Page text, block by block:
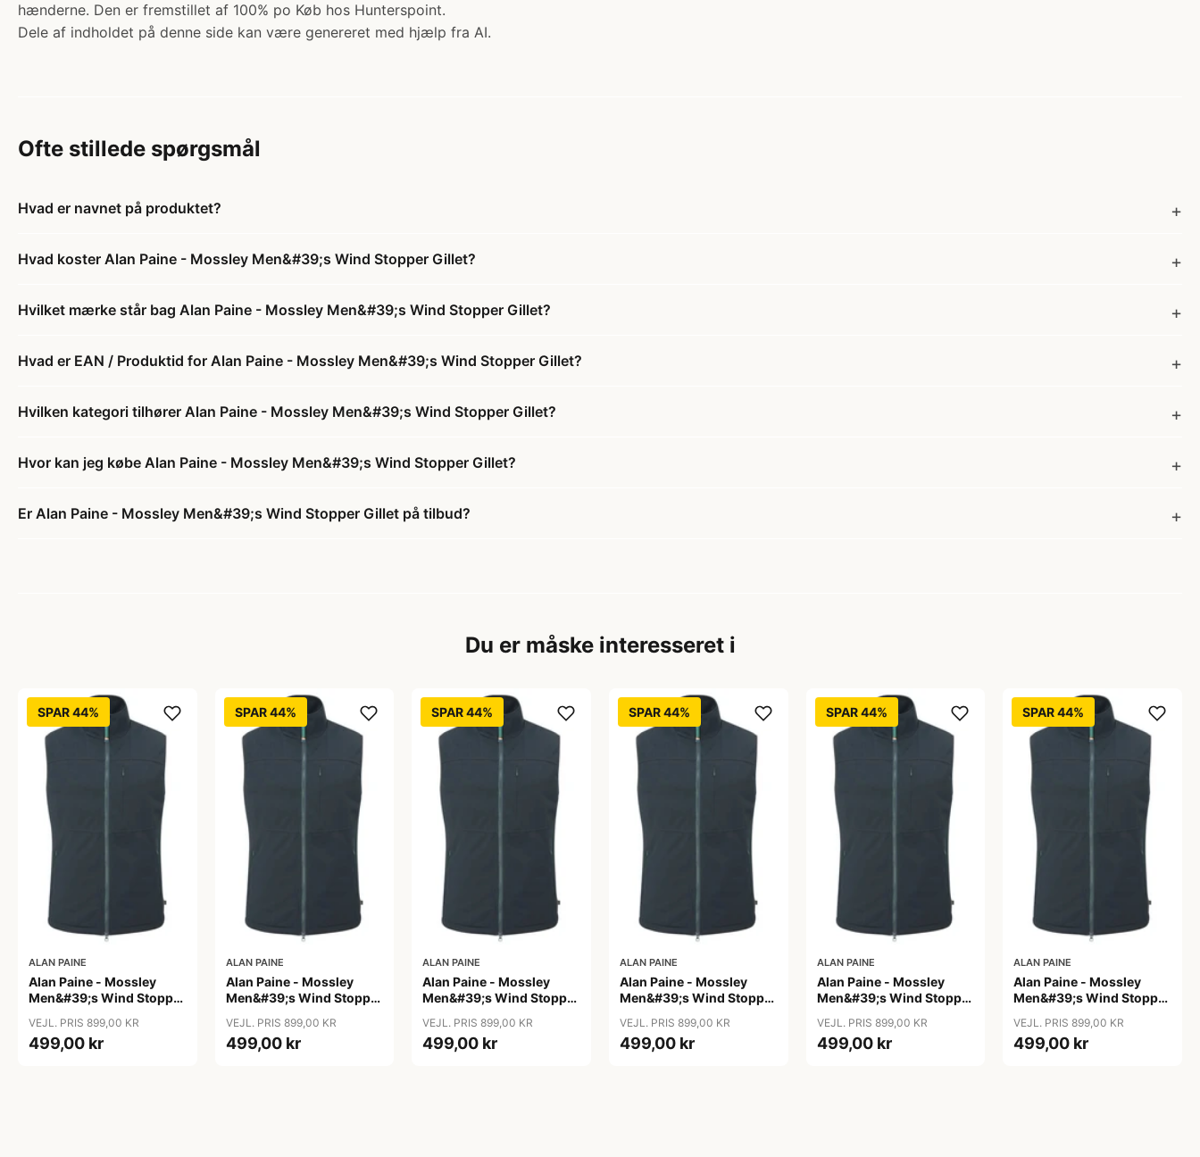
hænderne. Den er fremstillet af 100% po Køb hos Hunterspoint.
Dele af indholdet på denne side kan være genereret med hjælp fra AI.
Ofte stillede spørgsmål
Hvad er navnet på produktet?
Hvad koster Alan Paine - Mossley Men&#39;s Wind Stopper Gillet?
Hvilket mærke står bag Alan Paine - Mossley Men&#39;s Wind Stopper Gillet?
Hvad er EAN / Produktid for Alan Paine - Mossley Men&#39;s Wind Stopper Gillet?
Hvilken kategori tilhører Alan Paine - Mossley Men&#39;s Wind Stopper Gillet?
Hvor kan jeg købe Alan Paine - Mossley Men&#39;s Wind Stopper Gillet?
Er Alan Paine - Mossley Men&#39;s Wind Stopper Gillet på tilbud?
Du er måske interesseret i
SPAR 44%
ALAN PAINE
Alan Paine - Mossley
Men&#39;s Wind Stopper
VEJL. PRIS 899,00 KR
499,00 kr
SPAR 44%
ALAN PAINE
Alan Paine - Mossley
Men&#39;s Wind Stopper
VEJL. PRIS 899,00 KR
499,00 kr
SPAR 44%
ALAN PAINE
Alan Paine - Mossley
Men&#39;s Wind Stopper
VEJL. PRIS 899,00 KR
499,00 kr
SPAR 44%
ALAN PAINE
Alan Paine - Mossley
Men&#39;s Wind Stopper
VEJL. PRIS 899,00 KR
499,00 kr
SPAR 44%
ALAN PAINE
Alan Paine - Mossley
Men&#39;s Wind Stopper
VEJL. PRIS 899,00 KR
499,00 kr
SPAR 44%
ALAN PAINE
Alan Paine - Mossley
Men&#39;s Wind Stopper
VEJL. PRIS 899,00 KR
499,00 kr